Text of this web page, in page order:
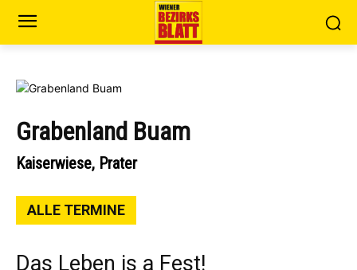
Grabenland Buam
Kaiserwiese, Prater
ALLE TERMINE
Das Leben is a Fest!